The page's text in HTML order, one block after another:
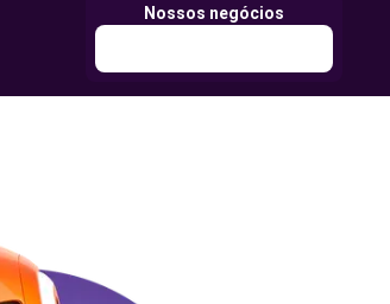
Nossos negócios